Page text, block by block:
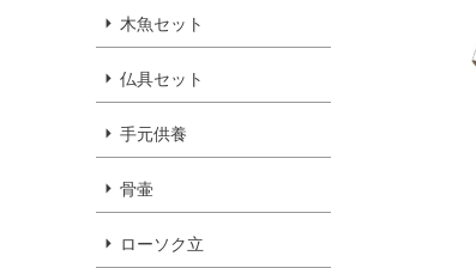
木魚セット
仏具セット
手元供養
骨壷
ローソク立